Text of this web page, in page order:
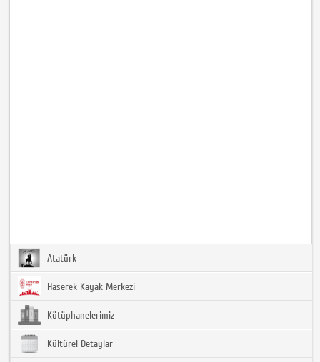
Atatürk
Haserek Kayak Merkezi
Kütüphanelerimiz
Kültürel Detaylar